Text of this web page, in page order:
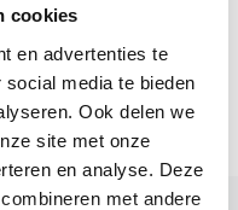
cookies
en advertenties te
media te bieden
Ook delen we
site met onze
en analyse. Deze
met andere